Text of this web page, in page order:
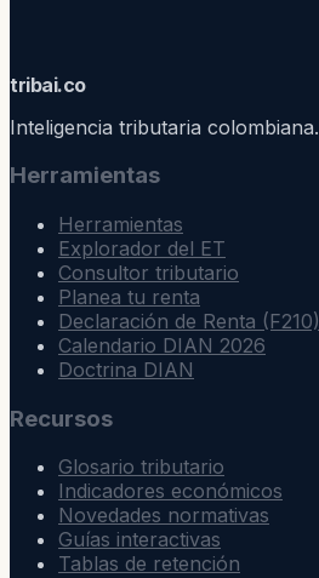
tribai.co
Inteligencia tributaria colombiana.
Herramientas
Herramientas
Explorador del ET
Consultor tributario
Planea tu renta
Declaración de Renta (F210)
Calendario DIAN 2026
Doctrina DIAN
Recursos
Glosario tributario
Indicadores económicos
Novedades normativas
Guías interactivas
Tablas de retención